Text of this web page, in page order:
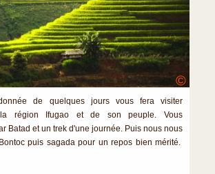
©
de quelques jours vous fera visiter
région Ifugao et de son peuple. Vous
Batad et un trek d'une journée. Puis nous nous
puis sagada pour un repos bien mérité.